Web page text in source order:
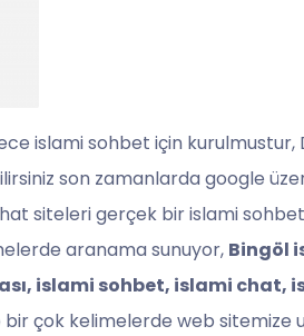
islami sohbet için kurulmustur,
son zamanlarda google
siteleri gerçek bir islami sohbet
aranama sunuyor, Bingöl
islami sohbet, islami chat,
bir çok kelimelerde web sitemize